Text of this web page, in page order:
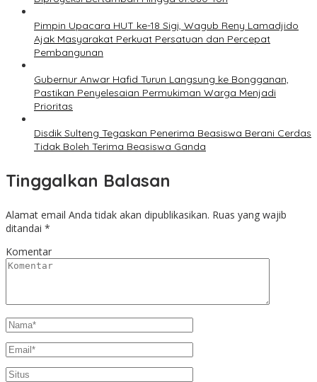
Pimpin Upacara HUT ke-18 Sigi, Wagub Reny Lamadjido
Ajak Masyarakat Perkuat Persatuan dan Percepat
Pembangunan
Gubernur Anwar Hafid Turun Langsung ke Bongganan,
Pastikan Penyelesaian Permukiman Warga Menjadi
Prioritas
Disdik Sulteng Tegaskan Penerima Beasiswa Berani Cerdas
Tidak Boleh Terima Beasiswa Ganda
Tinggalkan Balasan
Alamat email Anda tidak akan dipublikasikan. Ruas yang wajib
ditandai *
Komentar